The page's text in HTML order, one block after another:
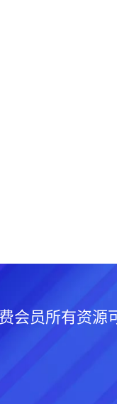
会员所有资源